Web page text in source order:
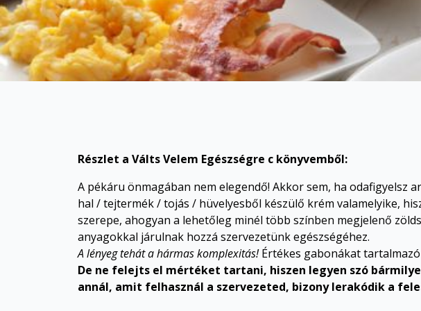
Részlet a Válts Velem Egészségre c könyvemből:
A pékáru önmagában nem elegendő! Akkor sem, ha odafigyelsz
hal / tejtermék / tojás / hüvelyesből készülő krém valamelyike,
szerepe, ahogyan a lehetőleg minél több színben megjelenő
anyagokkal járulnak hozzá szervezetünk egészségéhez.
A lényeg tehát a hármas komplexitás!Értékes gabonákat
De ne felejts el mértéket tartani, hiszen legyen szó
annál, amit felhasznál a szervezeted, bizony lerakódik a